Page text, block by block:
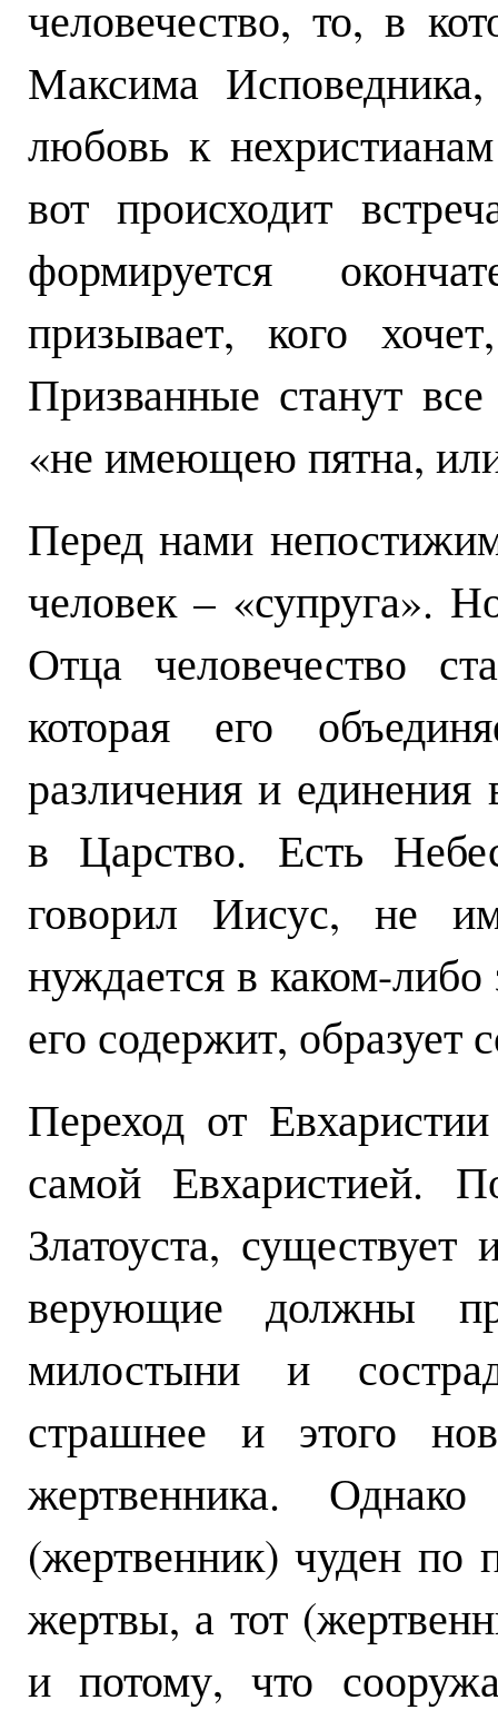
человечество, то, в
Максима
любовь к
вот происходит
формируется
призывает, кого
Призванные станут
«не имеющею пятна,
Перед нами
человек – «супруга».
Отца человечество
которая его
различения и
в Царство. Есть
говорил Иисус, не
нуждается в каком-либо
его содержит, образует
Переход от
самой Евхаристией.
Златоуста,
верующие должны
милостыни и
страшнее и этого
жертвенника.
(жертвенник) чуден по
жертвы, а тот
и потому, что